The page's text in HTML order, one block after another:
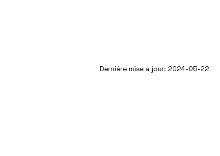
Dernière mise à jour: 2024-05-22